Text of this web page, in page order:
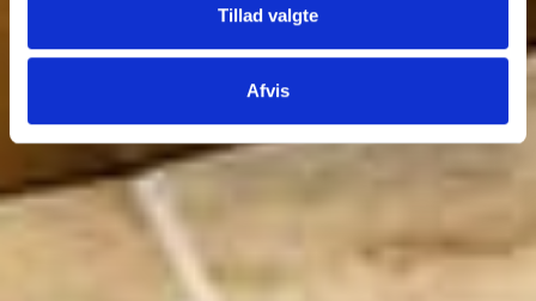
Tillad valgte
Afvis